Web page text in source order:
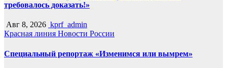
требовалось доказать!»
Авг 8, 2026 kprf_admin
Красная линия Новости России
Специальный репортаж «Изменимся или вымрем»